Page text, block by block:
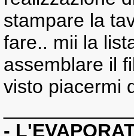
stampare la
fare.. mii la
assemblare il
visto piacermi
-